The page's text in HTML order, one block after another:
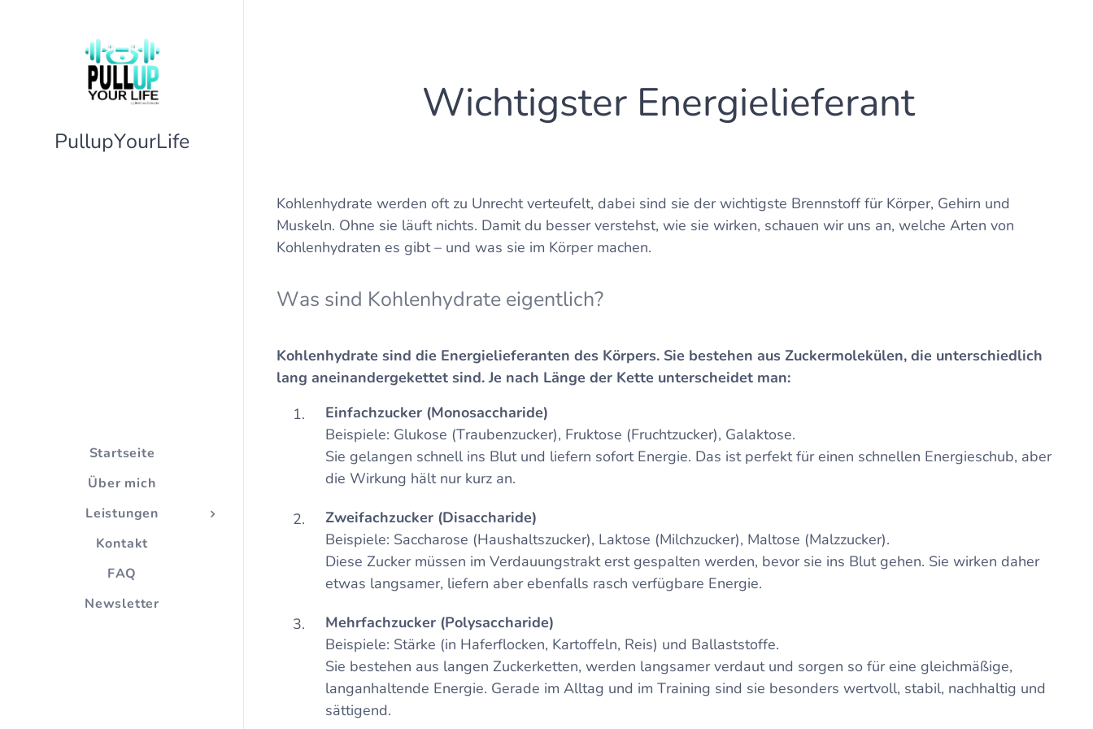
PullupYourLife
Startseite
Über mich
Leistungen
Kontakt
FAQ
Newsletter
Wichtigster Energielieferant
Kohlenhydrate werden oft zu Unrecht verteufelt, dabei sind sie der wichtigste Brennstoff für Körper, Gehirn und
Muskeln. Ohne sie läuft nichts. Damit du besser verstehst, wie sie wirken, schauen wir uns an, welche Arten von
Kohlenhydraten es gibt – und was sie im Körper machen.
Was sind Kohlenhydrate eigentlich?
Kohlenhydrate sind die Energielieferanten des Körpers. Sie bestehen aus Zuckermolekülen, die unterschiedlich
lang aneinandergekettet sind. Je nach Länge der Kette unterscheidet man:
Einfachzucker (Monosaccharide)
Beispiele: Glukose (Traubenzucker), Fruktose (Fruchtzucker), Galaktose.
Sie gelangen schnell ins Blut und liefern sofort Energie. Das ist perfekt für einen schnellen Energieschub, aber
die Wirkung hält nur kurz an.
Zweifachzucker (Disaccharide)
Beispiele: Saccharose (Haushaltszucker), Laktose (Milchzucker), Maltose (Malzzucker).
Diese Zucker müssen im Verdauungstrakt erst gespalten werden, bevor sie ins Blut gehen. Sie wirken daher
etwas langsamer, liefern aber ebenfalls rasch verfügbare Energie.
Mehrfachzucker (Polysaccharide)
Beispiele: Stärke (in Haferflocken, Kartoffeln, Reis) und Ballaststoffe.
Sie bestehen aus langen Zuckerketten, werden langsamer verdaut und sorgen so für eine gleichmäßige,
langanhaltende Energie. Gerade im Alltag und im Training sind sie besonders wertvoll, stabil, nachhaltig und
sättigend.